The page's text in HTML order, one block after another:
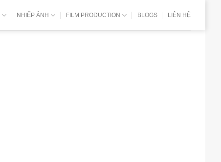
NHIẾP ẢNH FILM PRODUCTION BLOGS LIÊN HỆ